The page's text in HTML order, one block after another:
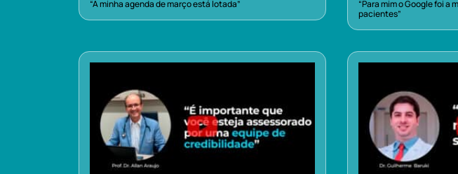
“A minha agenda de março está lotada”
“Para mim o Google foi a
pacientes”